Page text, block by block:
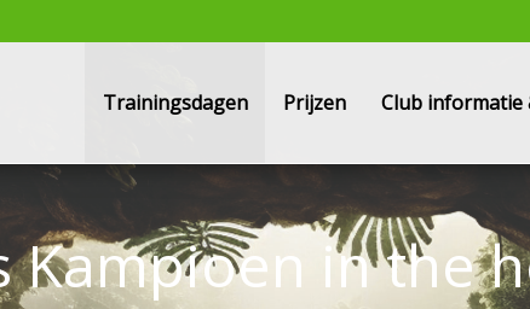
Trainingsdagen Prijzen Club informatie
Kampioen in the